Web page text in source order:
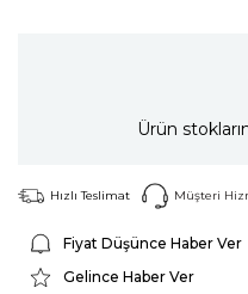
Ürün
Hızlı Teslimat Müşteri
Fiyat Düşünce Haber Ver
Gelince Haber Ver